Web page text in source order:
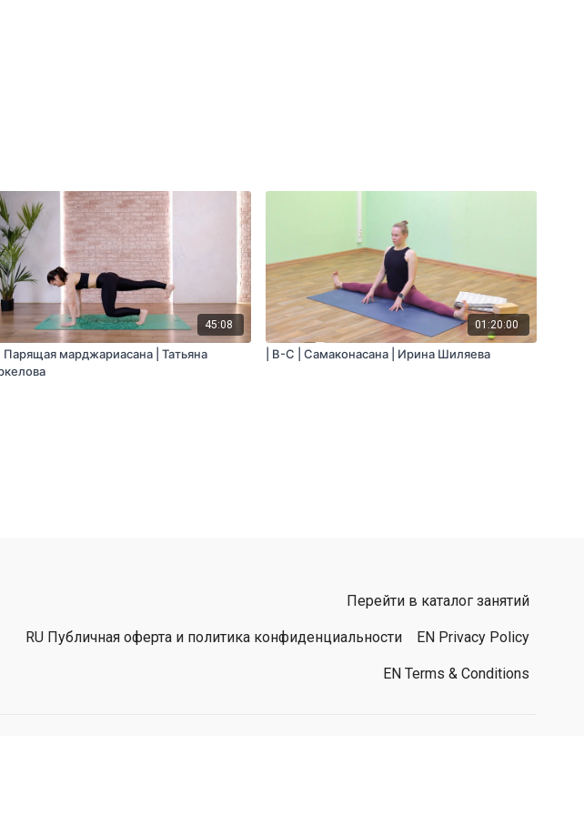
45:08
| Парящая марджариасана | Татьяна
01:20:00
| B-С | Самаконасана | Ирина Шиляева
Перейти в каталог занятий
RU Публичная оферта и политика конфиденциальности EN Privacy Policy
EN Terms & Conditions